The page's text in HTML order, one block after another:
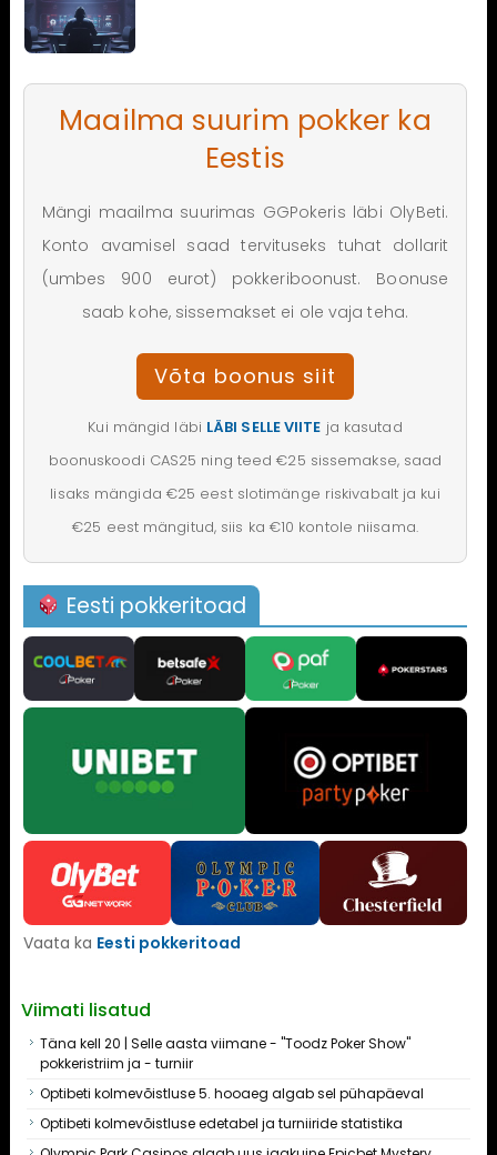
Maailma suurim pokker ka
Eestis
Mängi maailma suurimas GGPokeris läbi OlyBeti.
Konto avamisel saad tervituseks tuhat dollarit
(umbes 900 eurot) pokkeriboonust. Boonuse
saab kohe, sissemakset ei ole vaja teha.
Võta boonus siit
Kui mängid läbi LÄBI SELLE VIITE ja kasutad
boonuskoodi CAS25 ning teed €25 sissemakse, saad
lisaks mängida €25 eest slotimänge riskivabalt ja kui
€25 eest mängitud, siis ka €10 kontole niisama.
Eesti pokkeritoad
Vaata ka Eesti pokkeritoad
Viimati lisatud
Täna kell 20 | Selle aasta viimane - "Toodz Poker Show"
pokkeristriim ja - turniir
Optibeti kolmevõistluse 5. hooaeg algab sel pühapäeval
Optibeti kolmevõistluse edetabel ja turniiride statistika